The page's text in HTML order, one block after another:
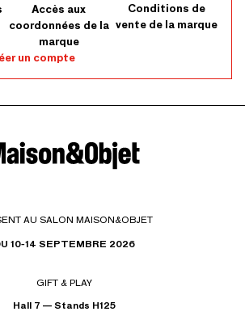
Accès aux
coordonnées de la
marque
Conditions de
vente de la marque
un compte
AU SALON MAISON&OBJET
10-14 SEPTEMBRE 2026
GIFT & PLAY
Hall 7 — Stands H125